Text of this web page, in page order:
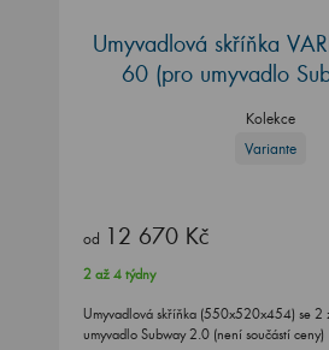
Umyvadlová skříňka
60 (pro umyvadlo
Kolekce
Variante
od 12 670 Kč
2 až 4 týdny
Umyvadlová skříňka (550x520x454) se 2
umyvadlo Subway 2.0 (není součástí ceny)